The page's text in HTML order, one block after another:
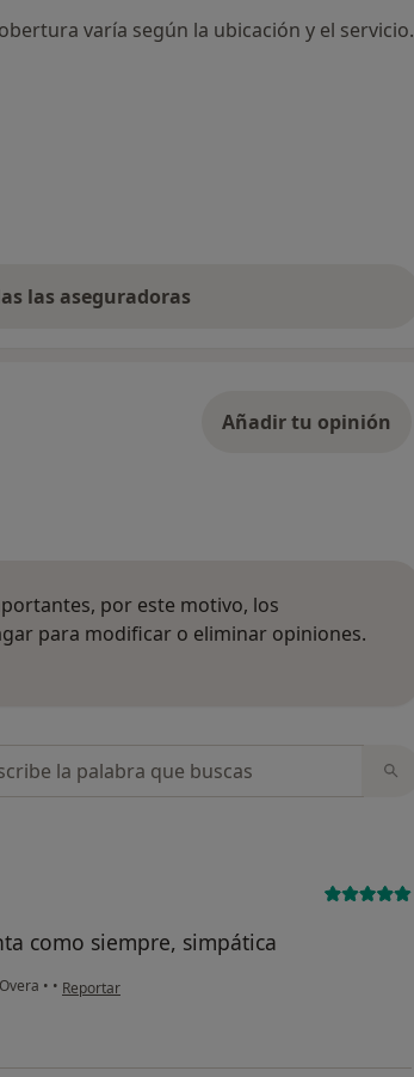
varía según la ubicación y el servicio.
las aseguradoras
Añadir tu opinión
por este motivo, los
para modificar o eliminar opiniones.
en opiniones
como siempre, simpática
• • en opinión del usuario JMBP
Reportar